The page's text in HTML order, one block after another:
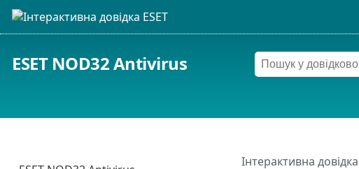
ESET NOD32 Antivirus
Інтерактивна довідка